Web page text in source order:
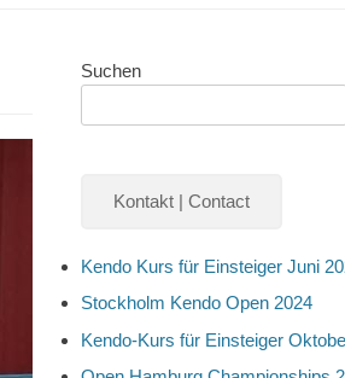
Suchen
Kontakt | Contact
Kendo Kurs für Einsteiger Juni
Stockholm Kendo Open 2024
Kendo-Kurs für Einsteiger